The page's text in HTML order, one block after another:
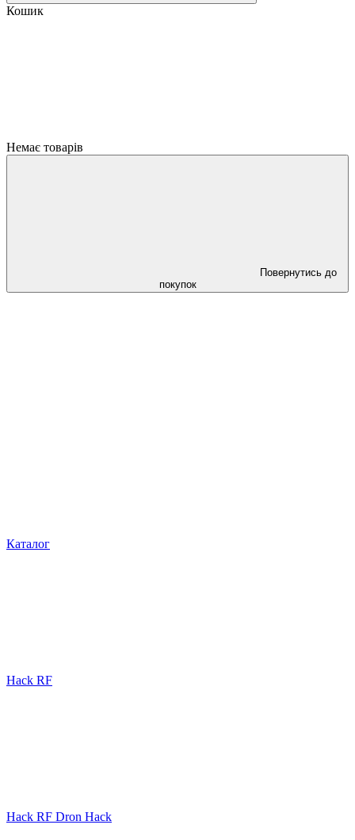
Кошик
Немає товарів
Повернутись до
покупок
Каталог
Hack RF
Hack RF Dron Hack